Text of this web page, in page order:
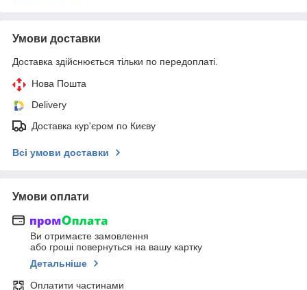
Умови доставки
Доставка здійснюється тільки по передоплаті.
Нова Пошта
Delivery
Доставка кур'єром по Києву
Всі умови доставки
Умови оплати
Ви отримаєте замовлення
або гроші повернуться на вашу картку
Детальніше
Оплатити частинами